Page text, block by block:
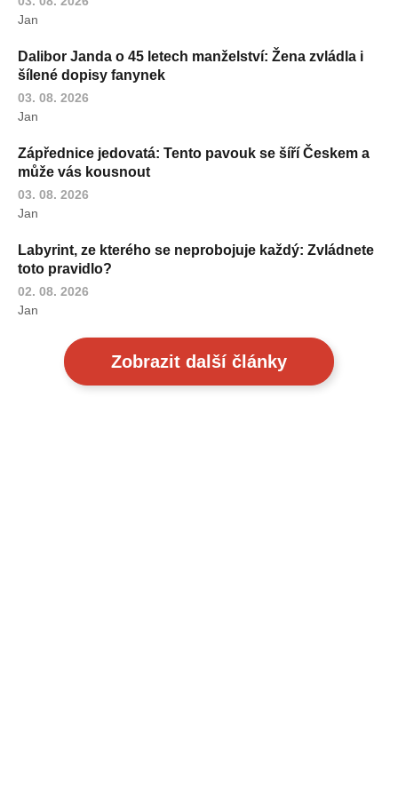
Jan
Dalibor Janda o 45 letech manželství: Žena zvládla i
šílené dopisy fanynek
03. 08. 2026
Jan
Zápřednice jedovatá: Tento pavouk se šíří Českem a
může vás kousnout
03. 08. 2026
Jan
Labyrint, ze kterého se neprobojuje každý: Zvládnete
toto pravidlo?
02. 08. 2026
Jan
Zobrazit další články